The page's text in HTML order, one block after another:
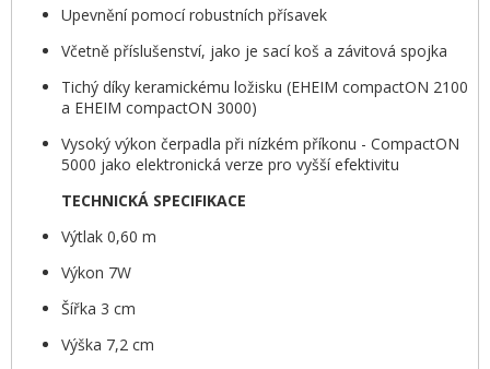
Upevnění pomocí robustních přísavek
Včetně příslušenství, jako je sací koš a závitová spojka
Tichý díky keramickému ložisku (EHEIM compactON 2100
a EHEIM compactON 3000)
Vysoký výkon čerpadla při nízkém příkonu - CompactON
5000 jako elektronická verze pro vyšší efektivitu
TECHNICKÁ SPECIFIKACE
Výtlak 0,60 m
Výkon 7W
Šířka 3 cm
Výška 7,2 cm